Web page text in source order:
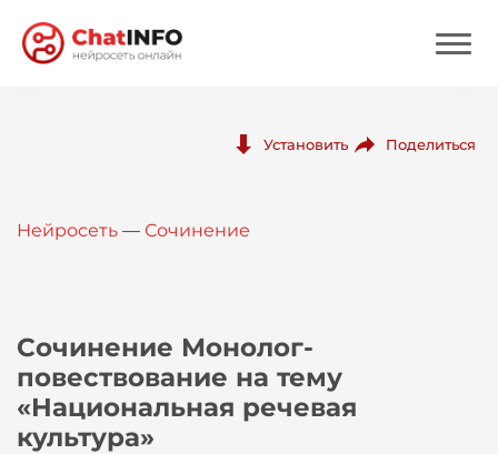
Вход
Установить Поделиться
Нейросеть — Сочинение
Сочинение Монолог-
повествование на тему
«Национальная речевая
культура»